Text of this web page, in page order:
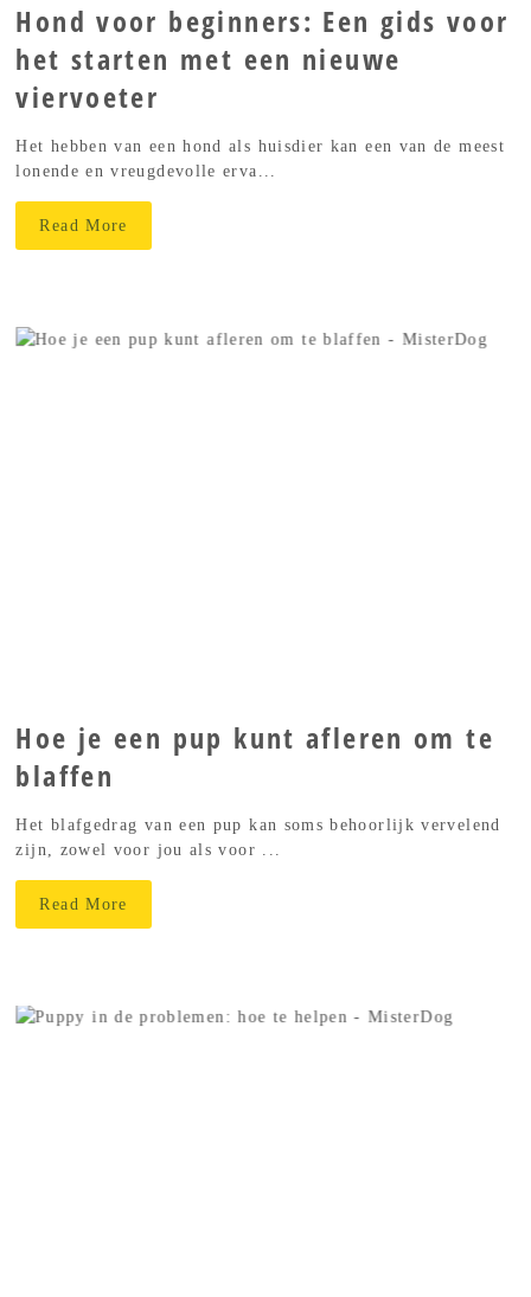
Hond voor beginners: Een gids voor
het starten met een nieuwe
viervoeter
Het hebben van een hond als huisdier kan een van de meest
lonende en vreugdevolle erva...
Read More
Hoe je een pup kunt afleren om te
blaffen
Het blafgedrag van een pup kan soms behoorlijk vervelend
zijn, zowel voor jou als voor ...
Read More